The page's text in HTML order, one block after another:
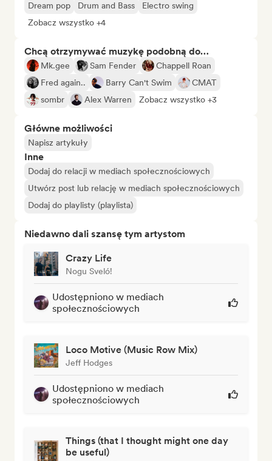
Dream pop
Drum and Bass
Electro swing
Zobacz wszystko +4
Chcą otrzymywać muzykę podobną do…
Mk.gee Sam Fender
Chappell Roan
Fred again..
Barry Can't Swim
CMAT
sombr
Alex Warren Zobacz wszystko +3
Główne możliwości
Napisz artykuły
Inne
Dodaj do relacji w mediach społecznościowych
Utwórz post lub relację w mediach społecznościowych
Dodaj do playlisty (playlista)
Niedawno dali szansę tym artystom
Crazy Life
Nogu Sveló!
Udostępniono w mediach
społecznościowych
Loco Motive (Music Row Mix)
Jeff Hodges
Udostępniono w mediach
społecznościowych
Things (that I thought might one day
be useful)